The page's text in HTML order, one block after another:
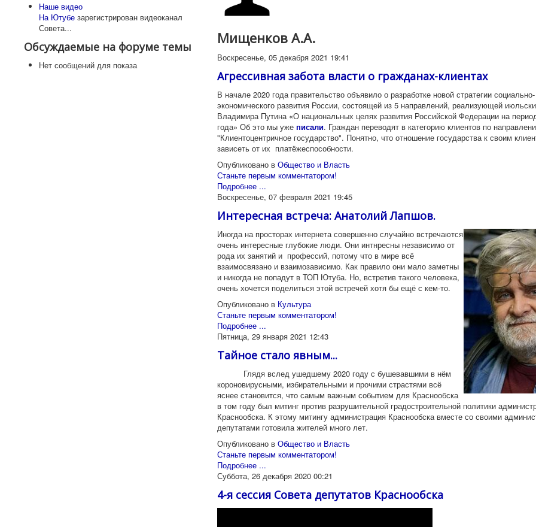
Наше видео
На Ютубе зарегистрирован видеоканал
Совета...
Обсуждаемые на форуме темы
Нет сообщений для показа
Мищенков А.А.
Воскресенье, 05 декабря 2021 19:41
Агрессивная забота власти о гражданах-клиентах
В начале 2020 года правительство объявило о разработке новой стратегии социально-
экономического развития России, состоящей из 5 направлений, реализующей
Владимира Путина «О национальных целях развития Российской Федерации на
года» Об это мы уже писали. Граждан переводят в категорию клиентов по
"Клиентоцентричное государство". Понятно, что отношение государства к своим
зависеть от их платёжеспособности.
Опубликовано в Общество и Власть
Станьте первым комментатором!
Подробнее ...
Воскресенье, 07 февраля 2021 19:45
Интересная встреча: Анатолий Лапшов.
Иногда на просторах интернета совершенно случайно встречаются
очень интересные глубокие люди. Они интнресны независимо от
рода их занятий и профессий, потому что в мире всё
взаимосвязано и взаимозависимо. Как правило они мало заметны
и никогда не попадут в ТОП Ютуба. Но, встретив такого человека,
очень хочется поделиться этой встречей хотя бы ещё с кем-то.
Опубликовано в Культура
Станьте первым комментатором!
Подробнее ...
Пятница, 29 января 2021 12:43
Тайное стало явным...
Глядя вслед ушедшему 2020 году с бушевавшими в нём
короновирусными, избирательными и прочими страстями всё
яснее становится, что самым важным событием для Краснообска
в том году был митинг против разрушительной градостроительной политики
Краснообска. К этому митингу администрация Краснообска вместе со своими
депутатами готовила жителей много лет.
Опубликовано в Общество и Власть
Станьте первым комментатором!
Подробнее ...
Суббота, 26 декабря 2020 00:21
4-я сессия Совета депутатов Краснообска